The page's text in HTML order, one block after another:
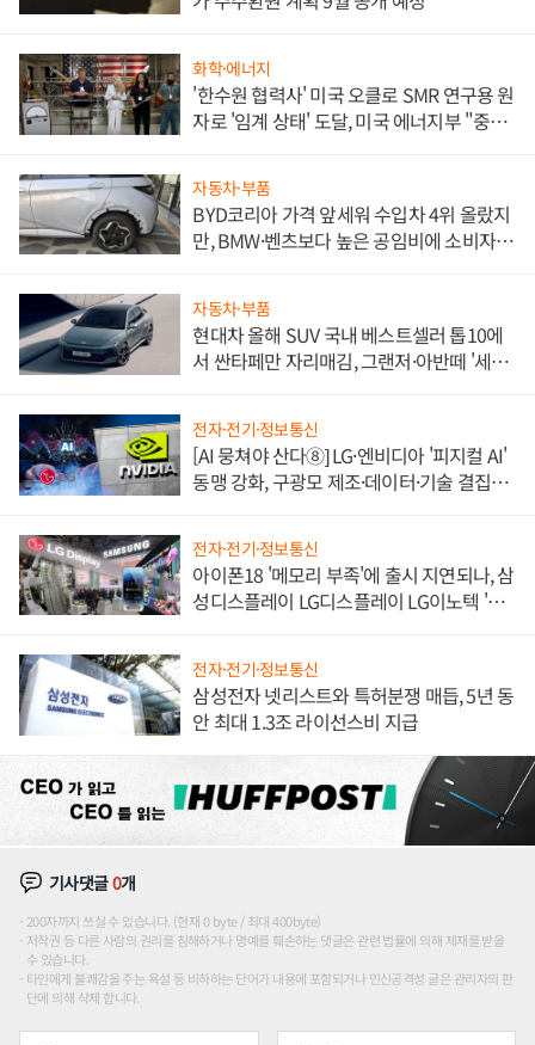
화학·에너지
'한수원 협력사' 미국 오클로 SMR 연구용 원
자로 '임계 상태' 도달, 미국 에너지부 "중요
자동차·부품
BYD코리아 가격 앞세워 수입차 4위 올랐지
만, BMW·벤츠보다 높은 공임비에 소비자
자동차·부품
현대차 올해 SUV 국내 베스트셀러 톱10에
서 싼타페만 자리매김, 그랜저·아반떼 '세단
전자·전기·정보통신
[AI 뭉쳐야 산다⑧] LG·엔비디아 '피지컬 AI'
동맹 강화, 구광모 제조·데이터·기술 결집
전자·전기·정보통신
아이폰18 '메모리 부족'에 출시 지연되나, 삼
성디스플레이 LG디스플레이 LG이노텍 '탈
전자·전기·정보통신
삼성전자 넷리스트와 특허분쟁 매듭, 5년 동
안 최대 1.3조 라이선스비 지급
기사댓글0개
200자까지 쓰실 수 있습니다. (현재 0 byte / 최대 400byte)
저작권 등 다른 사람의 권리를 침해하거나 명예를 훼손하는 댓글은 관련 법률에 의해 제재를 받을
수 있습니다.
타인에게 불쾌감을 주는 욕설 등 비하하는 단어가 내용에 포함되거나 인신공격성 글은 관리자의 판
단에 의해 삭제 합니다.